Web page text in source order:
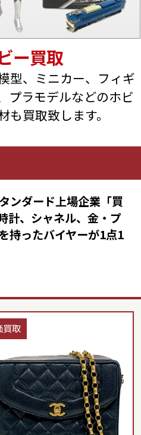
ー買取
型、ミニカー、フィギ
プラモデルなどのホビ
も買取致します。
ンダード上場企業「買
計、シャネル、金・プ
持ったバイヤーが1点1